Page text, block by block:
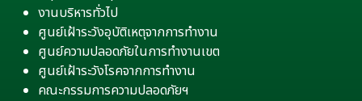
งานบริหารทั่วไป
ศูนย์เฝ้าระวังอุบัติเหตุจากการทำงาน
ศูนย์ความปลอดภัยในการทำงานเขต
ศูนย์เฝ้าระวังโรคจากการทำงาน
คณะกรรมการความปลอดภัยฯ